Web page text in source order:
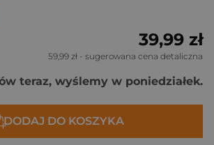
39,99 zł
59,99 zł - sugerowana cena detaliczna
teraz, wyślemy w poniedziałek.
DODAJ DO KOSZYKA